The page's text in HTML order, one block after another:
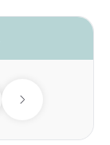
Next day